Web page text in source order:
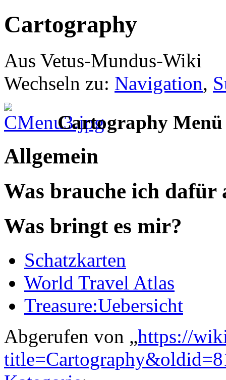
Cartography
Aus Vetus-Mundus-Wiki
Wechseln zu: Navigation,
Cartography Menü
Allgemein
Was brauche ich dafür
Was bringt es mir?
Schatzkarten
World Travel Atlas
Treasure:Uebersicht
Abgerufen von „https://